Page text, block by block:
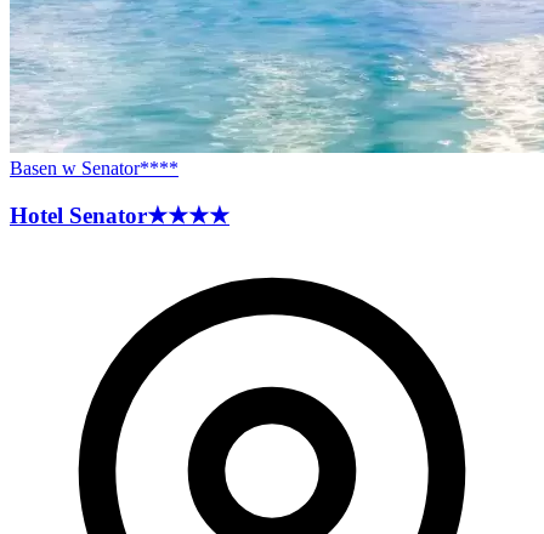
Basen w Senator****
Hotel Senator★★★★